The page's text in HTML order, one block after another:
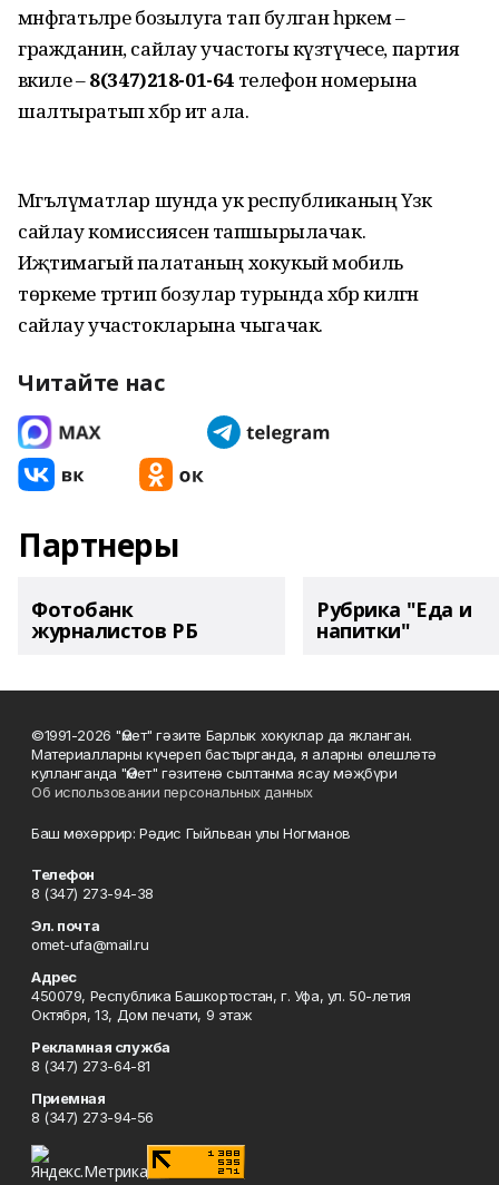
мәнфәгатьләре бозылуга тап булган һәркем –
гражданин, сайлау участогы күзәтүчесе, партия
вәкиле –8(347)218-01-64телефон номерына
шалтыратып хәбәр итә ала.
Мәгълүматлар шунда ук республиканың Үзәк
сайлау комиссиясенә тапшырылачак.
Иҗтимагый палатаның хокукый мобиль
төркеме тәртип бозулар турында хәбәр килгән
сайлау участокларына чыгачак.
Читайте нас
Партнеры
Фотобанк
журналистов РБ
Рубрика "Еда и
напитки"
©1991-2026 "Өмет" гәзите Барлык хокуклар да якланган.
Материалларны күчереп бастырганда, я аларны өлешләтә
кулланганда "Өмет" гәзитенә сылтанма ясау мәҗбүри
Об использовании персональных данных
Баш мөхәррир: Рәдис Гыйльван улы Ногманов
Телефон
8 (347) 273-94-38
Эл. почта
omet-ufa@mail.ru
Адрес
450079, Республика Башкортостан, г. Уфа, ул. 50-летия
Октября, 13, Дом печати, 9 этаж
Рекламная служба
8 (347) 273-64-81
Приемная
8 (347) 273-94-56